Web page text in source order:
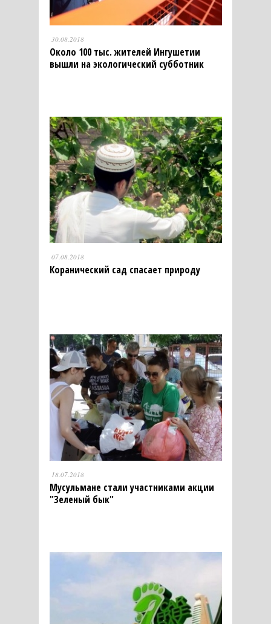
30.08.2018
Около 100 тыс. жителей Ингушетии
вышли на экологический субботник
07.08.2018
Коранический сад спасает природу
18.07.2018
Мусульмане стали участниками акции
"Зеленый бык"